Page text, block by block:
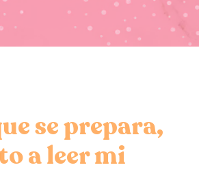
se prepara,
a leer mi